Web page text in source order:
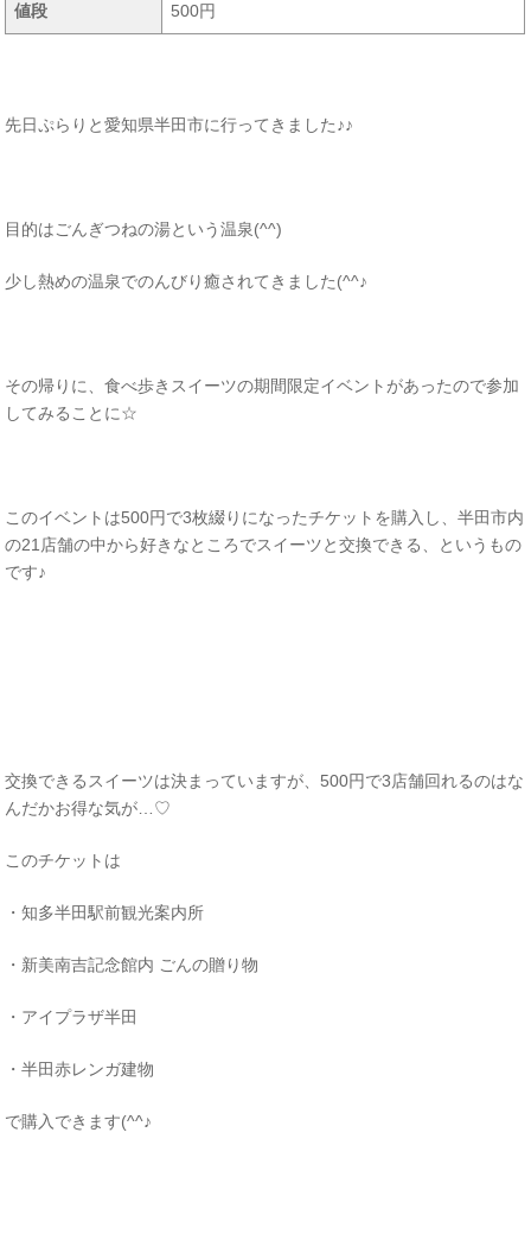
値段 500円
先日ぷらりと愛知県半田市に行ってきました♪♪
目的はごんぎつねの湯という温泉(^^)
少し熱めの温泉でのんびり癒されてきました(^^♪
その帰りに、食べ歩きスイーツの期間限定イベントがあったので参加
してみることに☆
このイベントは500円で3枚綴りになったチケットを購入し、半田市内
の21店舗の中から好きなところでスイーツと交換できる、というもの
です♪
交換できるスイーツは決まっていますが、500円で3店舗回れるのはな
んだかお得な気が…♡
このチケットは
・知多半田駅前観光案内所
・新美南吉記念館内 ごんの贈り物
・アイプラザ半田
・半田赤レンガ建物
で購入できます(^^♪